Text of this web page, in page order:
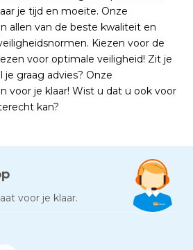
je tijd en moeite. Onze
allen van de beste kwaliteit en
Kiezen voor de
voor optimale veiligheid! Zit je
graag advies? Onze
voor je klaar! Wist u dat u ook voor
kan?
voor je klaar.